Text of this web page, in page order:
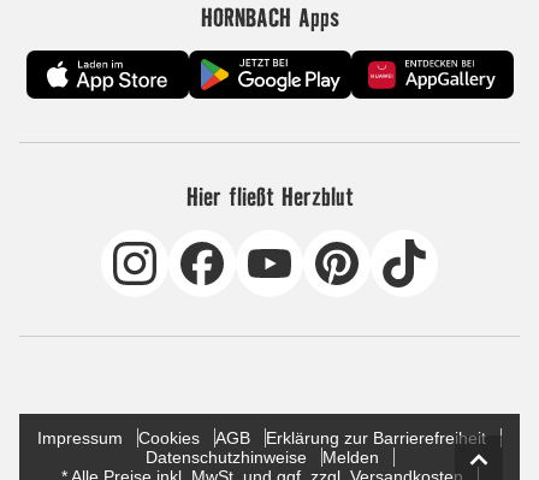
HORNBACH Apps
Hier fließt Herzblut
Impressum Cookies AGB
Erklärung zur Barrierefreiheit
Datenschutzhinweise
Melden